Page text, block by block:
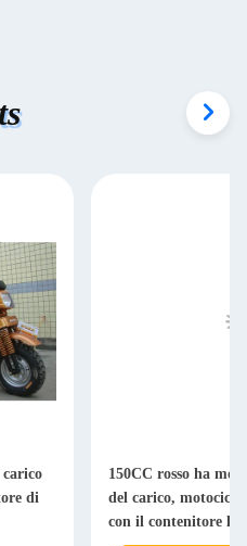
di
150CC rosso ha
del carico,
con il contenitore